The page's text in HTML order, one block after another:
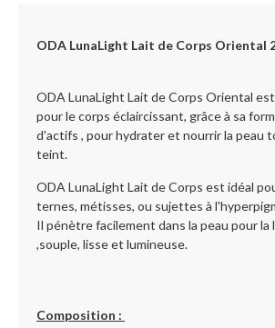
ODA LunaLight Lait de Corps Oriental
ODA LunaLight Lait de Corps Oriental
pour le corps éclaircissant, grâce à sa
d'actifs , pour hydrater et nourrir la peau
teint.
ODA LunaLight Lait de Corps est idéal
ternes, métisses, ou sujettes à
Il pénètre facilement dans la peau pour la
,souple, lisse et lumineuse.
Composition :